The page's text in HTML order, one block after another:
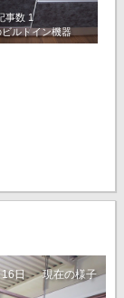
事数 1
ビルトイン機器
日 現在の様子